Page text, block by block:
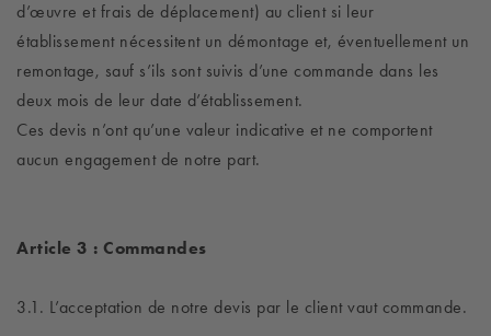
d’œuvre et frais de déplacement) au client si leur
établissement nécessitent un démontage et, éventuellement un
remontage, sauf s’ils sont suivis d’une commande dans les
deux mois de leur date d’établissement.
Ces devis n’ont qu’une valeur indicative et ne comportent
aucun engagement de notre part.
Article 3 : Commandes
3.1. L’acceptation de notre devis par le client vaut commande.